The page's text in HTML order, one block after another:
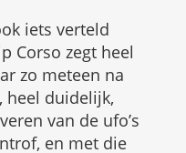
iets verteld
Corso zegt heel
zo meteen na
heel duidelijk,
van de ufo’s
en met die